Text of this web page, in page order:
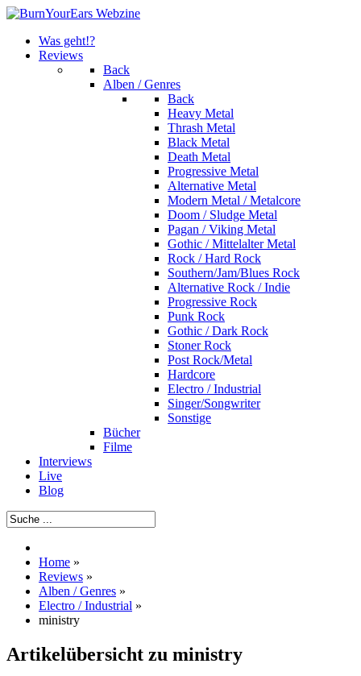
Was geht!?
Reviews
Back
Alben / Genres
Back
Heavy Metal
Thrash Metal
Black Metal
Death Metal
Progressive Metal
Alternative Metal
Modern Metal / Metalcore
Doom / Sludge Metal
Pagan / Viking Metal
Gothic / Mittelalter Metal
Rock / Hard Rock
Southern/Jam/Blues Rock
Alternative Rock / Indie
Progressive Rock
Punk Rock
Gothic / Dark Rock
Stoner Rock
Post Rock/Metal
Hardcore
Electro / Industrial
Singer/Songwriter
Sonstige
Bücher
Filme
Interviews
Live
Blog
Home »
Reviews »
Alben / Genres »
Electro / Industrial »
ministry
Artikelübersicht zu ministry